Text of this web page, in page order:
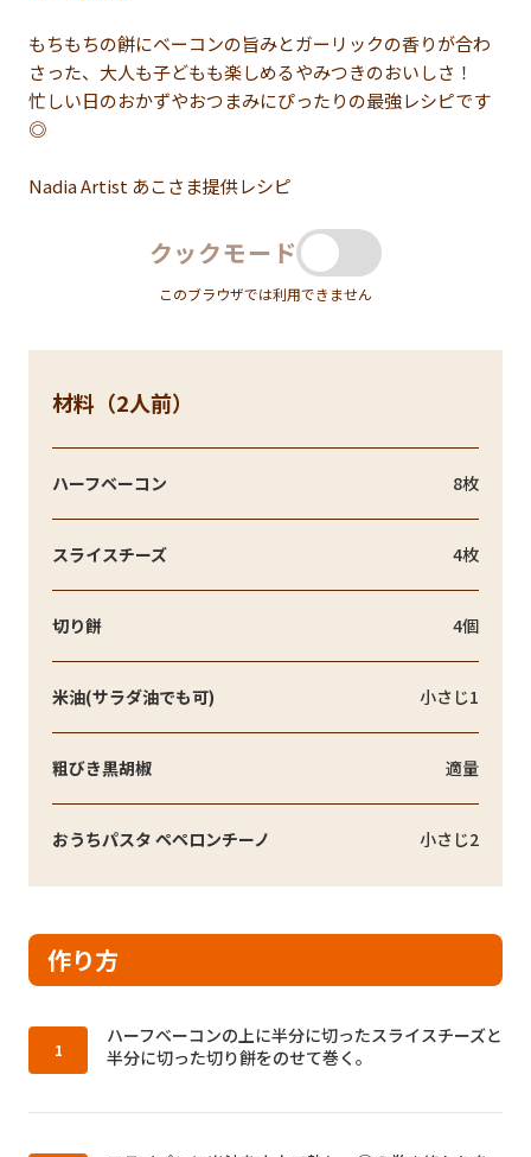
もちもちの餅にベーコンの旨みとガーリックの香りが合わ
さった、大人も子どもも楽しめるやみつきのおいしさ！
忙しい日のおかずやおつまみにぴったりの最強レシピです
◎
Nadia Artist あこさま提供レシピ
クックモード
このブラウザでは利用できません
材料（2人前）
ハーフベーコン 8枚
スライスチーズ 4枚
切り餅 4個
米油(サラダ油でも可) 小さじ1
粗びき黒胡椒 適量
おうちパスタ ペペロンチーノ 小さじ2
作り方
作り方1：
ハーフベーコンの上に半分に切ったスライスチーズと
半分に切った切り餅をのせて巻く。